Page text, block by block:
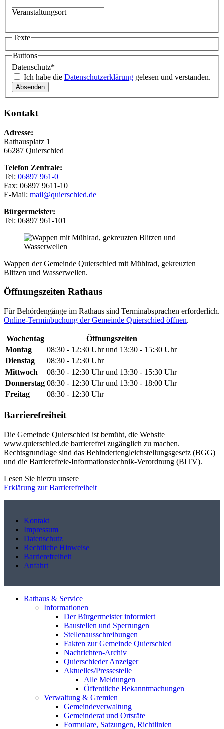
Veranstaltungsort
Texte
Buttons
Datenschutz*
Ich habe die Datenschutzerklärung gelesen und verstanden.
Kontakt
Adresse:
Rathausplatz 1
66287 Quierschied
Telefon Zentrale:
Tel: 06897 961-0
Fax: 06897 9611-10
E-Mail: mail@quierschied.de
Bürgermeister:
Tel: 06897 961-101
Wappen der Gemeinde Quierschied mit Mühlrad, gekreuzten
Blitzen und Wasserwellen.
Öffnungszeiten Rathaus
Für Behördengänge im Rathaus sind Terminabsprachen erforderlich.
Online-Terminbuchung der Gemeinde Quierschied öffnen.
Wochentag
Öffnungszeiten
Montag
08:30 - 12:30 Uhr und 13:30 - 15:30 Uhr
Dienstag
08:30 - 12:30 Uhr
Mittwoch
08:30 - 12:30 Uhr und 13:30 - 15:30 Uhr
Donnerstag 08:30 - 12:30 Uhr und 13:30 - 18:00 Uhr
Freitag
08:30 - 12:30 Uhr
Barrierefreiheit
Die Gemeinde Quierschied ist bemüht, die Website
www.quierschied.de barrierefrei zugänglich zu machen.
Rechtsgrundlage sind das Behindertengleichstellungsgesetz (BGG)
und die Barrierefreie-Informationstechnik-Verordnung (BITV).
Lesen Sie hierzu unsere
Erklärung zur Barrierefreiheit
Kontakt
Impressum
Datenschutz
Rechtliche Hinweise
Barrierefreiheit
Anfahrt
Rathaus & Service
Informationen
Der Bürgermeister informiert
Baustellen und Sperrungen
Stellenausschreibungen
Fakten zur Gemeinde Quierschied
Nachrichten-Archiv
Quierschieder Anzeiger
Aktuelles/Pressestelle
Alle Meldungen
Öffentliche Bekanntmachungen
Verwaltung & Gremien
Gemeindeverwaltung
Gemeinderat und Ortsräte
Formulare, Satzungen, Richtlinien